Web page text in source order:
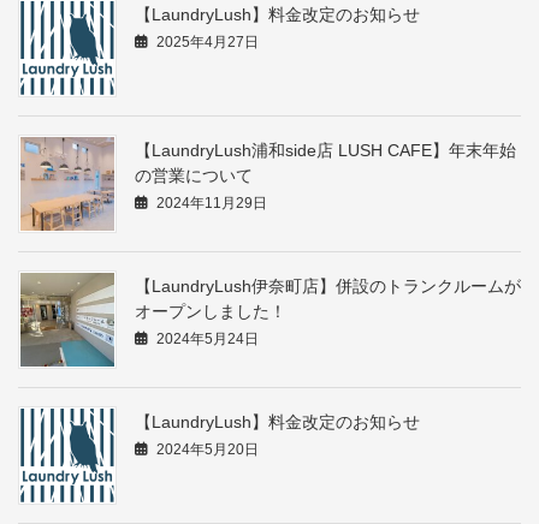
【LaundryLush】料金改定のお知らせ
2025年4月27日
【LaundryLush浦和side店 LUSH CAFE】年末年始
の営業について
2024年11月29日
【LaundryLush伊奈町店】併設のトランクルームが
オープンしました！
2024年5月24日
【LaundryLush】料金改定のお知らせ
2024年5月20日